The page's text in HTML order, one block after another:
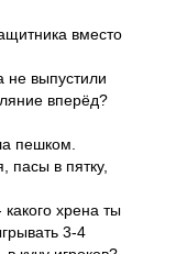
вместо
не выпустили
вперёд?
пешком.
пасы в пятку,
какого хрена ты
3-4